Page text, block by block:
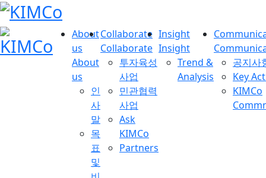
About
us
About
us
인
사
말
목
표
및
Collaborate
Collaborate
투자육성
사업
민관협력
사업
Ask
KIMCo
Partners
Insight
Insight
Trend &
Analysis
공지사
Key
KIMCo